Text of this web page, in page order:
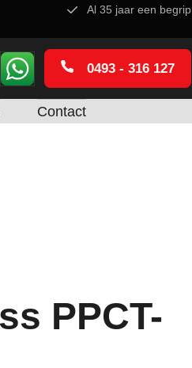
Al 35 jaar een begrip
0493 - 316 127
Contact
PPCT-